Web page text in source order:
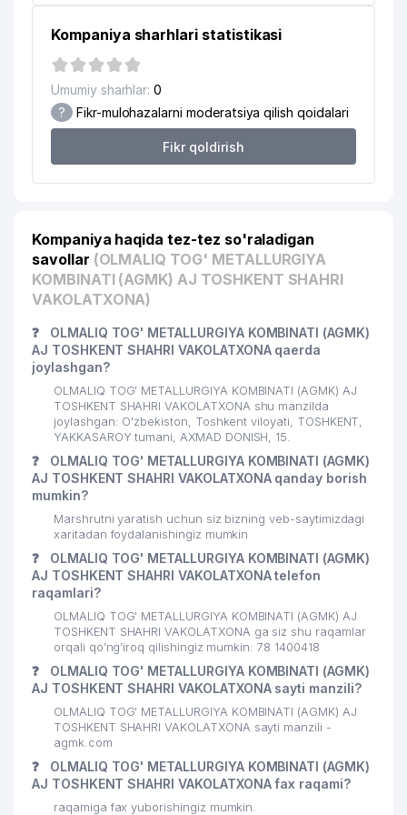
18 DIAMOND TOURS MChJ 704 м
19 CRONOS GROUP MChJ
20
COOL KIDS NODAVLAT TA'LIM
MUASSASASI
21 ANTI-KORROZIYA SERVICE MChJ 717 м
M.ULUG'BEK NOMLI TOSHKENT
XALQARO MAKTABI
HIMLABPRIBOR MChJ 782 м
25 GARANT TRAVEL MChJ 793 м
27
O'ZBEKISTON EVREY MILLIY
MADANIYAT MARKAZI
28
AVDET KRIM TATAR MILLIY
MADANIYAT MARKAZI
830 м
29 PREMIUM COFFEE PROJECT MChJ 869 м
JET'AIME CLASSIC XUSUSIY
KORXONASI
31
ANVAR'S GUESTS OILAVIY
KORXONASI
881 м
NAMUNA-DIYOR XIIChK 897 м
34 ELAN-EXPRESS MChJ 902 м
35 KEY SOLUTIONS MChJ 913 м
36 QUYOSH-KONSAL MChJ
37 OCEAN-SEEFOOD MChJ 932 м
Kompaniya sharhlari statistikasi
Umumiy sharhlar: 0
? Fikr-mulohazalarni moderatsiya qilish qoidalari
Fikr qoldirish
Kompaniya haqida tez-tez so'raladigan
savollar (OLMALIQ TOG' METALLURGIYA
KOMBINATI (AGMK) AJ TOSHKENT SHAHRI
VAKOLATXONA)
❓
OLMALIQ TOG' METALLURGIYA KOMBINATI (AGMK)
AJ TOSHKENT SHAHRI VAKOLATXONA qaerda
joylashgan?
OLMALIQ TOG' METALLURGIYA KOMBINATI (AGMK) AJ
TOSHKENT SHAHRI VAKOLATXONA shu manzilda
joylashgan: O'zbekiston, Toshkent viloyati, TOSHKENT,
YAKKASAROY tumani, AXMAD DONISH, 15.
❓
OLMALIQ TOG' METALLURGIYA KOMBINATI (AGMK)
AJ TOSHKENT SHAHRI VAKOLATXONA qanday borish
mumkin?
Marshrutni yaratish uchun siz bizning veb-saytimizdagi
xaritadan foydalanishingiz mumkin
❓
OLMALIQ TOG' METALLURGIYA KOMBINATI (AGMK)
AJ TOSHKENT SHAHRI VAKOLATXONA telefon
raqamlari?
OLMALIQ TOG' METALLURGIYA KOMBINATI (AGMK) AJ
TOSHKENT SHAHRI VAKOLATXONA ga siz shu raqamlar
orqali qo’ng’iroq qilishingiz mumkin: 78 1400418
❓
OLMALIQ TOG' METALLURGIYA KOMBINATI (AGMK)
AJ TOSHKENT SHAHRI VAKOLATXONA sayti manzili?
OLMALIQ TOG' METALLURGIYA KOMBINATI (AGMK) AJ
TOSHKENT SHAHRI VAKOLATXONA sayti manzili -
agmk.com
❓
OLMALIQ TOG' METALLURGIYA KOMBINATI (AGMK)
AJ TOSHKENT SHAHRI VAKOLATXONA fax raqami?
raqamiga fax yuborishingiz mumkin.